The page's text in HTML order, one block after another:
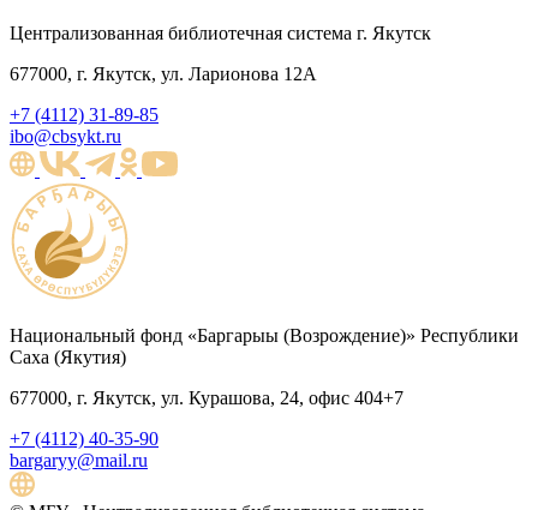
Централизованная библиотечная система г. Якутск
677000, г. Якутск, ул. Ларионова 12А
+7 (4112) 31-89-85
ibo@cbsykt.ru
Национальный фонд «Баргарыы (Возрождение)» Республики
Саха (Якутия)
677000, г. Якутск, ул. Курашова, 24, офис 404+7
+7 (4112) 40-35-90
bargaryy@mail.ru